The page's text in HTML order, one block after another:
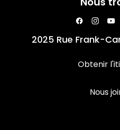
2025 Rue Frank-
Obtenir
Nous